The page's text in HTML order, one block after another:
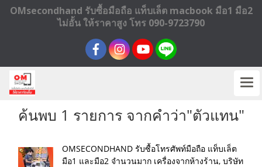
OMsecondhand รับซื้อมือถือ แท็บเล็ต macbook มือ1 มือ2
ไม่อั้น ให้ราคาสูง โทร 090-9723790
ค้นพบ 1 รายการ จากคำว่า"ตัวแทน"
OMSECONDHAND รับซื้อโทรศัพท์มือถือ แท็บเล็ต
มือ1 และมือ2 จำนวนมาก เครื่องจากห้างร้าน, บริษัท